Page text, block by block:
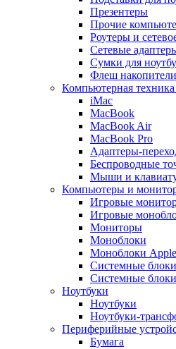
Презентеры
Прочие
Роутеры и
Сетевые
Сумки для
Флеш накопители
Компьютерная
iMac
MacBook
MacBook Air
MacBook Pro
Адаптеры-
Беспроводные
Мыши и
Компьютеры и
Игровые
Игровые
Мониторы
Моноблоки
Моноблоки
Системные блоки
Системные
Ноутбуки
Ноутбуки
Ноутбуки-
Периферийные
Бумага